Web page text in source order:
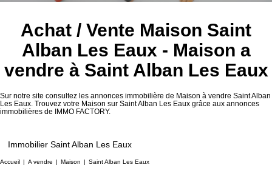
Achat / Vente Maison Saint
Alban Les Eaux - Maison a
vendre à Saint Alban Les Eaux
Sur notre site consultez les annonces immobilière de Maison à vendre Saint Alban
Les Eaux. Trouvez votre Maison sur Saint Alban Les Eaux grâce aux annonces
immobilières de IMMO FACTORY.
Immobilier Saint Alban Les Eaux
Accueil A vendre Maison Saint Alban Les Eaux